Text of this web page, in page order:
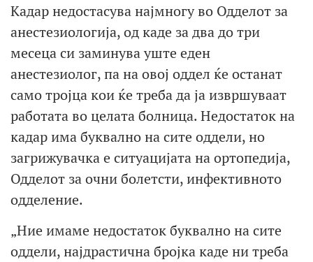
Кадар недостасува најмногу во Одделот за
анестезиологија, од каде за два до три
месеца си заминува уште еден
анестезиолог, па на овој оддел ќе останат
само тројца кои ќе треба да ја извршуваат
работата во целата болница. Недостаток на
кадар има буквално на сите оддели, но
загрижувачка е ситуацијата на ортопедија,
Одделот за очни болетсти, инфективното
одделение.
„Ние имаме недостаток буквално на сите
оддели, најдрастична бројка каде ни треба